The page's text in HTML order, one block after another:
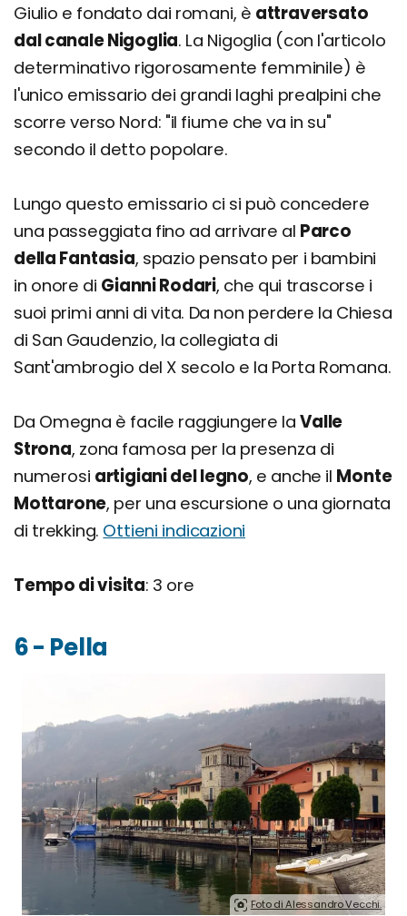
Giulio e fondato dai romani, è attraversato
dal canale Nigoglia. La Nigoglia (con l'articolo
determinativo rigorosamente femminile) è
l'unico emissario dei grandi laghi prealpini che
scorre verso Nord: "il fiume che va in su"
secondo il detto popolare.
Lungo questo emissario ci si può concedere
una passeggiata fino ad arrivare al Parco
della Fantasia, spazio pensato per i bambini
in onore di Gianni Rodari, che qui trascorse i
suoi primi anni di vita. Da non perdere la Chiesa
di San Gaudenzio, la collegiata di
Sant'ambrogio del X secolo e la Porta Romana.
Da Omegna è facile raggiungere laValle
Strona, zona famosa per la presenza di
numerosi artigiani del legno, e anche il Monte
Mottarone, per una escursione o una giornata
di trekking. Ottieni indicazioni
Tempo di visita: 3 ore
6 - Pella
Foto di Alessandro Vecchi.